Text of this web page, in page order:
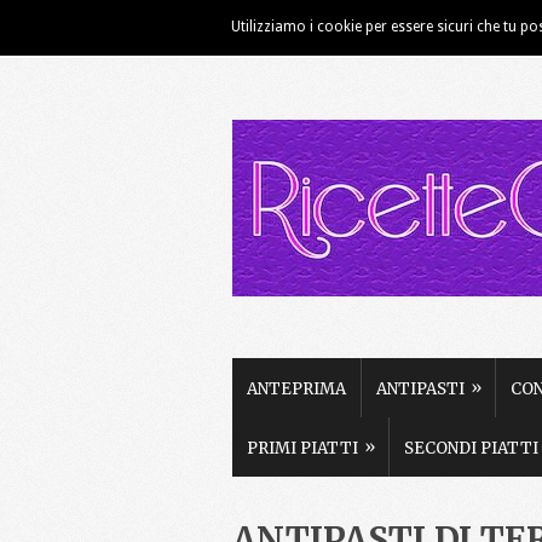
HOME CHI SIAMO CONTATTI
ANTEPRIMA ANTIPASTI »
PRIMI PIATTI » SECONDI PIATTI
Utilizziamo i cookie per essere sicuri che tu